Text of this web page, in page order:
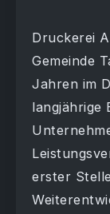
Druckerei
Gemeinde
Jahren im
langjährige
erster